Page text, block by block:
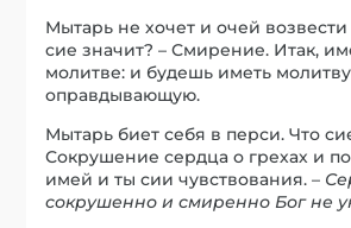
Мытарь не хочет и очей
сие значит? – Смирение. Итак,
молитве: и будешь иметь молитву
оправдывающую.
Мытарь биет себя в перси. Что
Сокрушение сердца о грехах и
имей и ты сии чувствования. –
сокрушенно и смиренно Бог не